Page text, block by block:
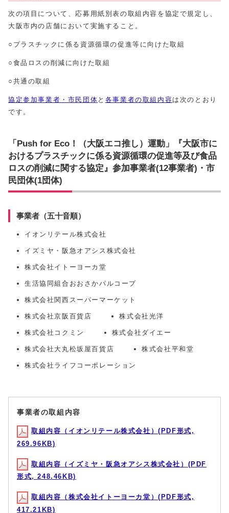
次の項目について、応募用紙別表の取組内容を協定で規定し、
大阪市内の店舗において実施すること。
○プラスチックに係る資源循環の促進等に向けた取組
○食品ロスの削減に向けた取組
○共通の取組
協定参加事業者・市民団体 と 各事業者の取組内容は次のとおり
です。
「Push for Eco！（大阪エコ推し）運動」『大阪市に
おけるプラスチックに係る資源循環の促進等及び食品
ロスの削減に関する協定』参加事業者(12事業者)・市
民団体(1団体)
事業者（五十音順）
イオンリテール株式会社
イズミヤ・阪急オアシス株式会社
株式会社イトーヨーカ堂
生活協同組合おおさかパルコープ
株式会社関西スーパーマーケット
株式会社京阪百貨店 株式会社光洋
株式会社コクミン 株式会社ダイエー
株式会社大丸松坂屋百貨店 株式会社平和堂
株式会社ライフコーポレーション
事業者の取組内容
取組内容（イオンリテール株式会社）(PDF形式,
269.96KB)
取組内容（イズミヤ・阪急オアシス株式会社）(PDF
形式, 248.46KB)
取組内容（株式会社イトーヨーカ堂）(PDF形式,
417.21KB)